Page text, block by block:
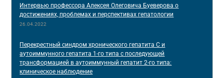
Интервью профессора Алексея Олеговича Буеверова о
достижениях, проблемах и перспективах гепатологии
26.04.2022
Перекрестный синдром хронического гепатита С и
аутоиммунного гепатита 1-го типа с последующей
трансформацией в аутоиммунный гепатит 2-го типа:
клиническое наблюдение